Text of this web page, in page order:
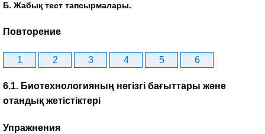
Б. Жабық тест тапсырмалары.
Повторение
1 2 3 4 5 6
6.1. Биотехнологияның негізгі бағыттары және
отандық жетістіктері
Упражнения